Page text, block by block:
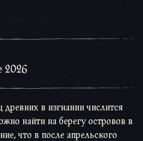
2026
в изгнании числится
найти на берегу островов в
что в после апрельского